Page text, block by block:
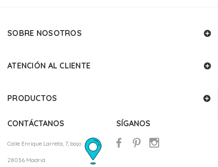
SOBRE NOSOTROS
ATENCIÓN AL CLIENTE
PRODUCTOS
CONTÁCTANOS
Calle Enrique Larreta, 7, bajo
28036 Madrid
SÍGANOS